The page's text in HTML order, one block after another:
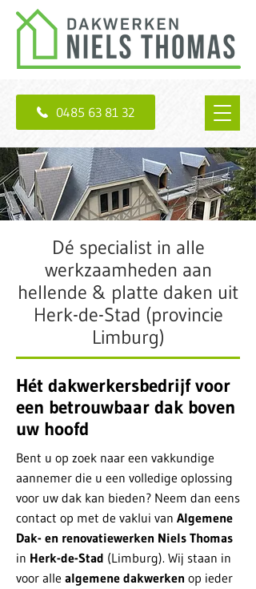
0485 63 81 32
Dé specialist in alle
werkzaamheden aan
hellende & platte daken uit
Herk-de-Stad (provincie
Limburg)
Hét dakwerkersbedrijf voor
een betrouwbaar dak boven
uw hoofd
Bent u op zoek naar een vakkundige
aannemer die u een volledige oplossing
voor uw dak kan bieden? Neem dan eens
contact op met de vaklui van Algemene
Dak- en renovatiewerken Niels Thomas
in Herk-de-Stad (Limburg). Wij staan in
voor alle algemene dakwerken op ieder